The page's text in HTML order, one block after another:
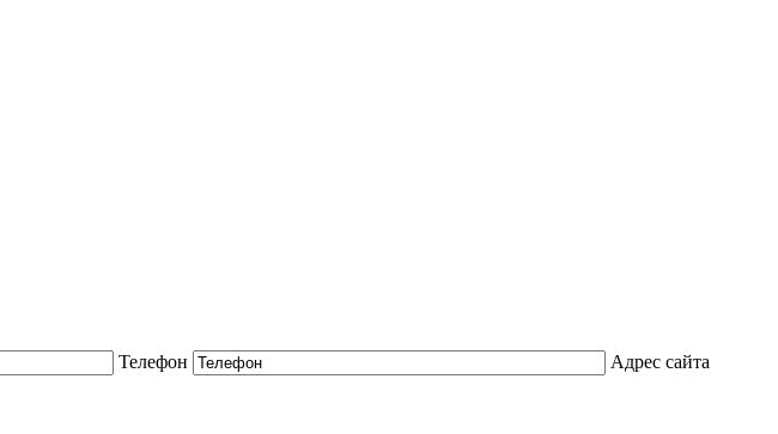
Телефон Адрес сайта